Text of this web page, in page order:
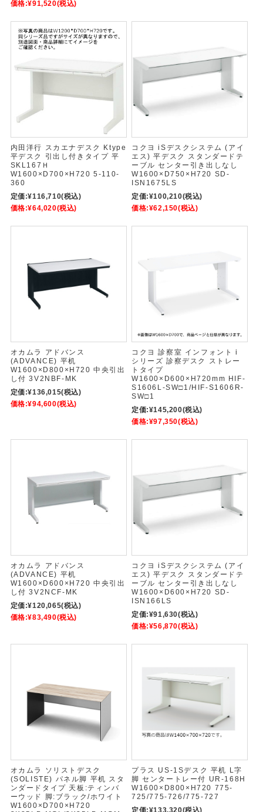
価格:¥91,520(税込)
内田洋行 スカエナデスク Ktype
平デスク 引出し付きタイプ 平
SKL167Ｈ
W1600×D700×H720 5-110-
360
定価:¥116,710(税込)
価格:¥64,020(税込)
コクヨ iSデスクシステム (アイ
エス) 平デスク スタンダードテ
ーブル センター引き出しなし
W1600×D750×H720 SD-
ISN1675LS
定価:¥100,210(税込)
価格:¥62,150(税込)
オカムラ アドバンス
(ADVANCE) 平机
W1600×D800×H720 中央引出
し付 3V2NBF-MK
定価:¥136,015(税込)
価格:¥94,600(税込)
コクヨ 診察室 インフォント i
シリーズ 診察デスク ストレー
トタイプ
W1600×D600×H720mm HIF-
S1606L-SW□1/HIF-S1606R-
SW□1
定価:¥145,200(税込)
価格:¥97,350(税込)
オカムラ アドバンス
(ADVANCE) 平机
W1600×D600×H720 中央引出
し付 3V2NCF-MK
定価:¥120,065(税込)
価格:¥83,490(税込)
コクヨ iSデスクシステム (アイ
エス) 平デスク スタンダードテ
ーブル センター引き出しなし
W1600×D600×H720 SD-
ISN166LS
定価:¥91,630(税込)
価格:¥56,870(税込)
オカムラ ソリストデスク
(SOLISTE) パネル脚 平机 スタ
ンダードタイプ 天板:ティンバ
ーウッド 脚:ブラック/ホワイト
W1600×D700×H720
プラス US-1Sデスク 平机 L字
脚 センタートレー付 UR-168H
W1600×D800×H720 775-
725/775-726/775-727